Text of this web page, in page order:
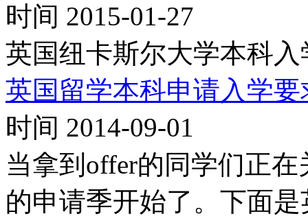
时间 2015-01-27
英国纽卡斯尔大学本科
英国留学本科申请入学要
时间 2014-09-01
当拿到offer的同学们正
的申请季开始了。下面